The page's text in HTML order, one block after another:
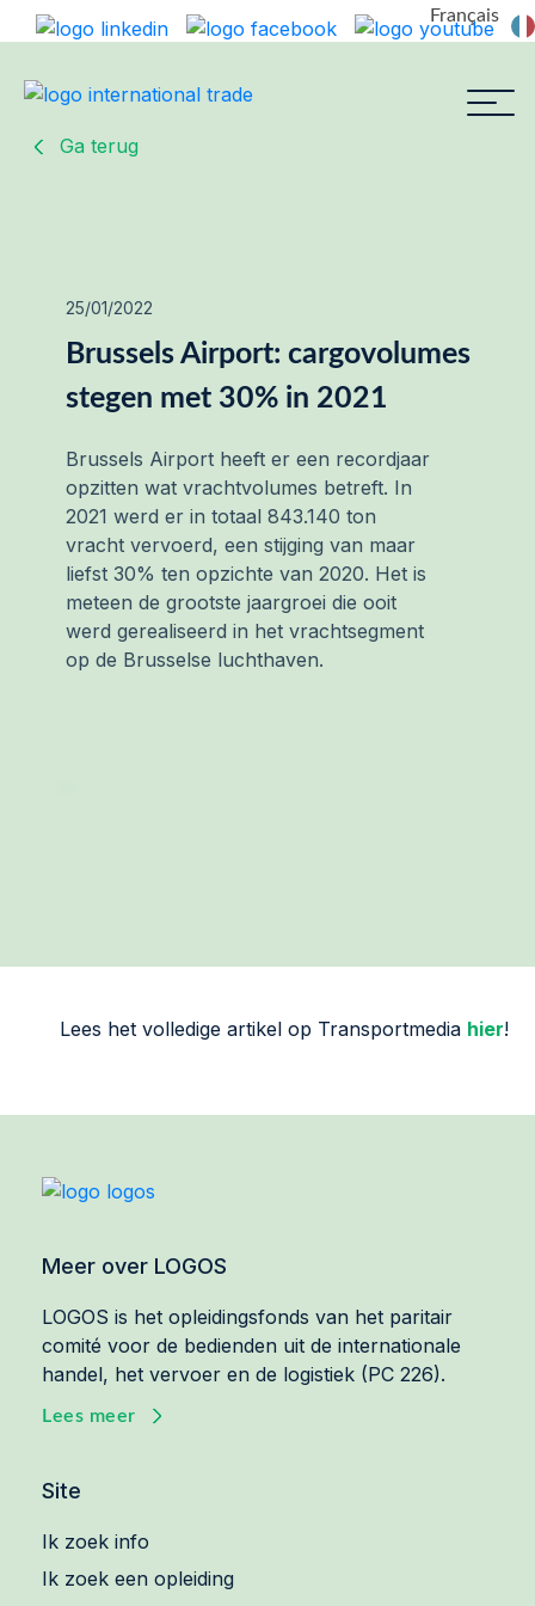
Ga terug
25/01/2022
Brussels Airport: cargovolumes
stegen met 30% in 2021
Brussels Airport heeft er een recordjaar
opzitten wat vrachtvolumes betreft. In
2021 werd er in totaal 843.140 ton
vracht vervoerd, een stijging van maar
liefst 30% ten opzichte van 2020. Het is
meteen de grootste jaargroei die ooit
werd gerealiseerd in het vrachtsegment
op de Brusselse luchthaven.
Lees het volledige artikel op Transportmedia hier!
Meer over LOGOS
LOGOS is het opleidingsfonds van het paritair
comité voor de bedienden uit de internationale
handel, het vervoer en de logistiek (PC 226).
Lees meer
Site
Ik zoek info
Ik zoek een opleiding
Français